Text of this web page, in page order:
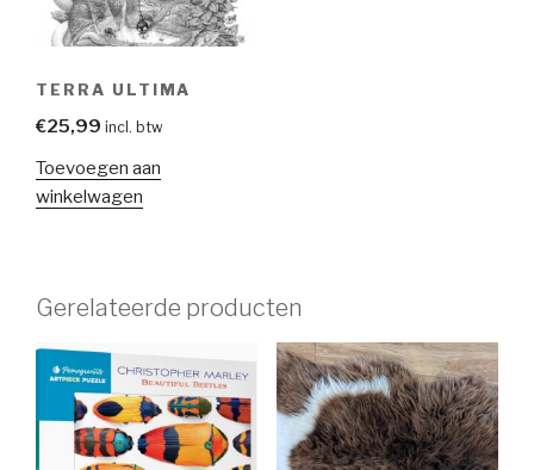
TERRA ULTIMA
€25,99 incl. btw
Toevoegen aan
winkelwagen
Gerelateerde producten